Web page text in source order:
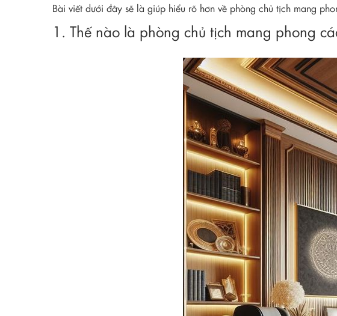
Bài viết dưới đây sẽ là giúp hiểu rõ hơn về phòng chủ tịch mang
1. Thế nào là phòng chủ tịch mang phong